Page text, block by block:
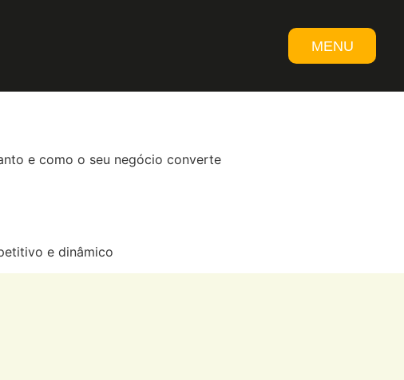
MENU
o ambiente certo para
e como o seu negócio converte
e dinâmico